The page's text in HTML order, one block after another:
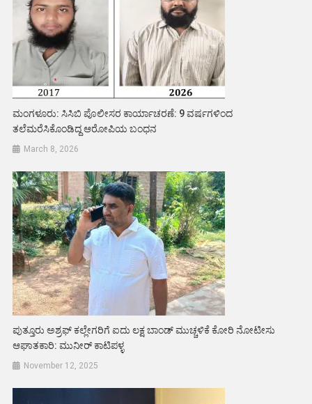
ಮಂಗಳೂರು: ಸಿಸಿಬಿ ಪೊಲೀಸರ ಕಾರ್ಯಾಚರಣೆ: 9 ವರ್ಷಗಳಿಂದ
ತಲೆಮರೆಸಿಕೊಂಡಿದ್ದ ಆರೋಪಿಯ ಬಂಧನ
March 8, 2026
ಪುತ್ತೂರು ಅಶ್ರಫ್ ಕಲ್ಲೇಗರಿಗೆ ಐದು ಲಕ್ಷ ಬಾಂಡ್ ಮುಚ್ಚಳಿಕೆ ಕೋರಿ ನೋಟೀಸು
ಆಘಾತಕಾರಿ: ಮುನೀರ್ ಕಾಟಿಪಳ್ಳ
November 12, 2025